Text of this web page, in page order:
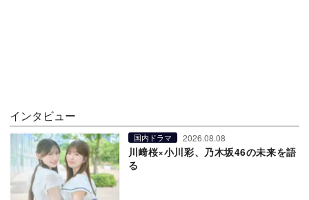
インタビュー
国内ドラマ 2026.08.08
川﨑桜×小川彩、乃木坂46の未来を語
る